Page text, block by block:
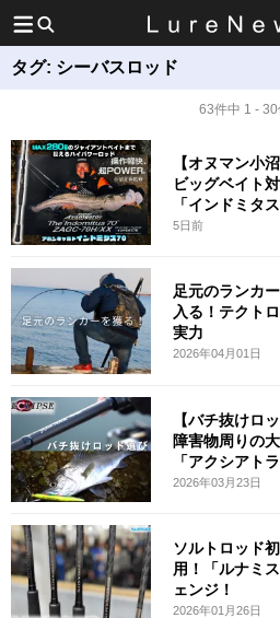
タグ: シーバスロッド
63件中 1 -
【オヌマン小
ビッグベイト
「インドミタ
5日前
足元のランカ
入る！テクト
実力
2026年04月01日
【バチ抜けロ
障害物周りの
「アクシアト
2026年03月23日
ソルトロッド
用！「ルナミ
ェンジ！
2026年01月26日